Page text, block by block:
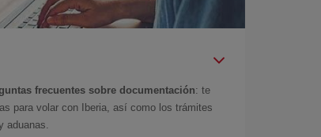
frecuentes sobre documentación: te
para volar con Iberia, así como los trámites
aduanas.